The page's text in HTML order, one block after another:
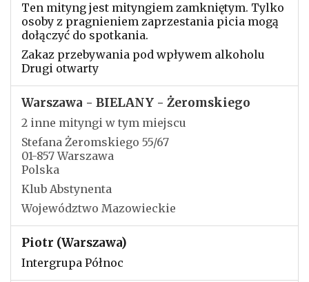
Ten mityng jest mityngiem zamkniętym. Tylko
osoby z pragnieniem zaprzestania picia mogą
dołączyć do spotkania.
Zakaz przebywania pod wpływem alkoholu
Drugi otwarty
Warszawa - BIELANY - Żeromskiego
2 inne mityngi w tym miejscu
Stefana Żeromskiego 55/67
01-857 Warszawa
Polska
Klub Abstynenta
Województwo Mazowieckie
Piotr (Warszawa)
Intergrupa Północ